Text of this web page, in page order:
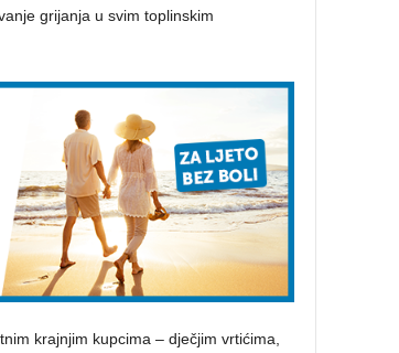
grijanja u svim toplinskim
krajnjim kupcima – dječjim vrtićima,